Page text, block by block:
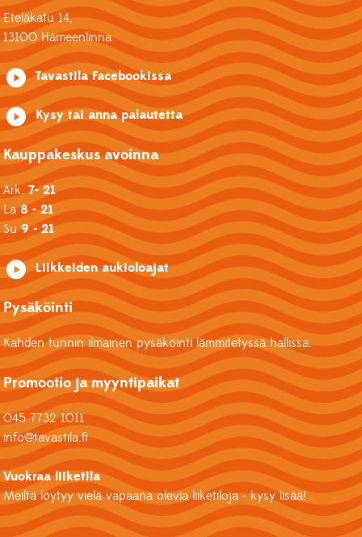
Eteläkatu 14,
13100 Hämeenlinna
Tavastila Facebookissa
Kysy tai anna palautetta
Kauppakeskus avoinna
Ark.7- 21
La8 - 21
Su9 - 21
Liikkeiden aukioloajat
Pysäköinti
Kahden tunnin ilmainen pysäköinti lämmitetyssä hallissa.
Promootio ja myyntipaikat
045 7732 1011
info@tavastila.fi
Vuokraa liiketila
Meiltä löytyy vielä vapaana olevia liiketiloja - kysy lisää!